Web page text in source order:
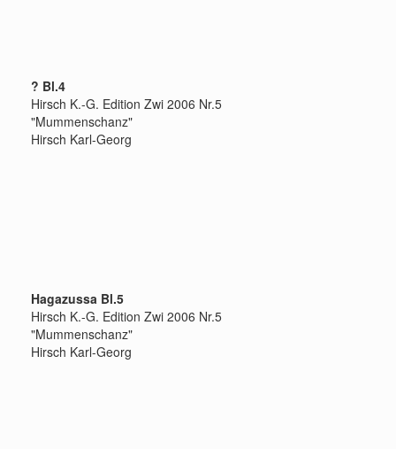
? Bl.4
Hirsch K.-G. Edition Zwi 2006 Nr.5
"Mummenschanz"
Hirsch Karl-Georg
Hagazussa Bl.5
Hirsch K.-G. Edition Zwi 2006 Nr.5
"Mummenschanz"
Hirsch Karl-Georg